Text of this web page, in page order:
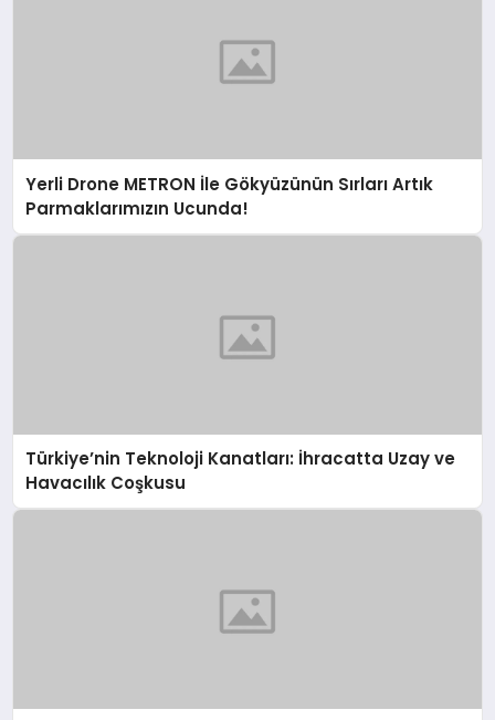
Yerli Drone METRON İle Gökyüzünün Sırları Artık
Parmaklarımızın Ucunda!
Türkiye’nin Teknoloji Kanatları: İhracatta Uzay ve
Havacılık Coşkusu